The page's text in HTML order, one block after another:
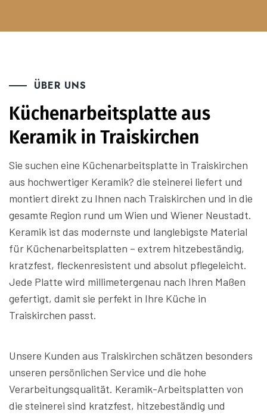
ÜBER UNS
Küchenarbeitsplatte aus
Keramik in Traiskirchen
Sie suchen eine Küchenarbeitsplatte in Traiskirchen
aus hochwertiger Keramik? die steinerei liefert und
montiert direkt zu Ihnen nach Traiskirchen und in die
gesamte Region rund um Wien und Wiener Neustadt.
Keramik ist das modernste und langlebigste Material
für Küchenarbeitsplatten – extrem hitzebeständig,
kratzfest, fleckenresistent und absolut pflegeleicht.
Jede Platte wird millimetergenau nach Ihren Maßen
gefertigt, damit sie perfekt in Ihre Küche in
Traiskirchen passt.
Unsere Kunden aus Traiskirchen schätzen besonders
unseren persönlichen Service und die hohe
Verarbeitungsqualität. Keramik-Arbeitsplatten von
die steinerei sind kratzfest, hitzebeständig und